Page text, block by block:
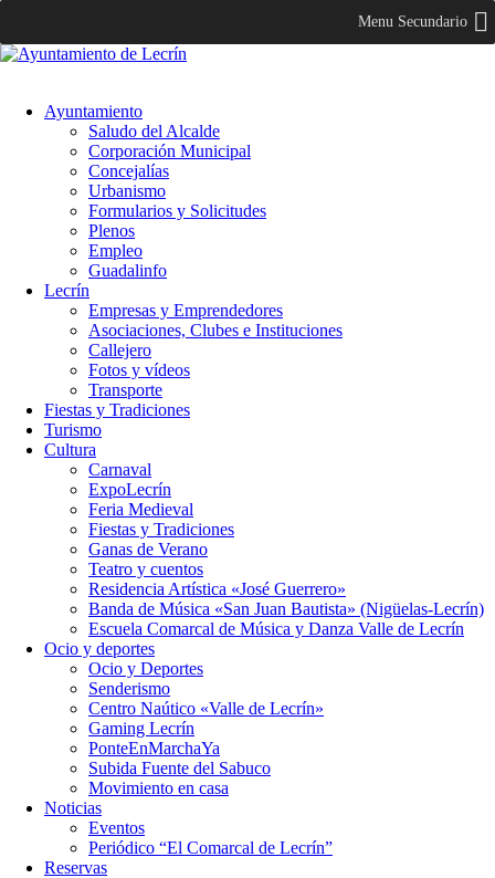
Menu Secundario
Ayuntamiento
Saludo del Alcalde
Corporación Municipal
Concejalías
Urbanismo
Formularios y Solicitudes
Plenos
Empleo
Guadalinfo
Lecrín
Empresas y Emprendedores
Asociaciones, Clubes e Instituciones
Callejero
Fotos y vídeos
Transporte
Fiestas y Tradiciones
Turismo
Cultura
Carnaval
ExpoLecrín
Feria Medieval
Fiestas y Tradiciones
Ganas de Verano
Teatro y cuentos
Residencia Artística «José Guerrero»
Banda de Música «San Juan Bautista» (Nigüelas-Lecrín)
Escuela Comarcal de Música y Danza Valle de Lecrín
Ocio y deportes
Ocio y Deportes
Senderismo
Centro Naútico «Valle de Lecrín»
Gaming Lecrín
PonteEnMarchaYa
Subida Fuente del Sabuco
Movimiento en casa
Noticias
Eventos
Periódico “El Comarcal de Lecrín”
Reservas